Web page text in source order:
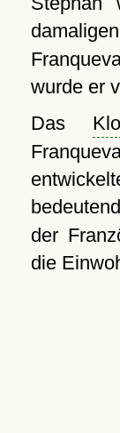
wurde er
Das
der
die